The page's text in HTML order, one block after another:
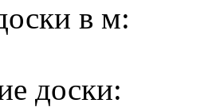
в м:
доски: